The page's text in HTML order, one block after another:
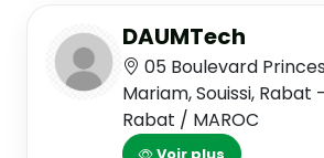
DAUMTech
05 Boulevard
Mariam, Souissi, Rabat
Rabat / MAROC